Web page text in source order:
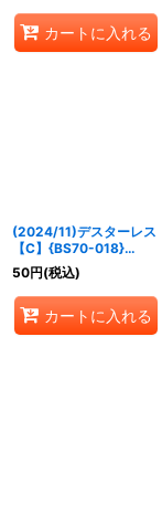
カートに入れる
(2024/11)デスターレス
【C】{BS70-018}
《紫》
50円(税込)
カートに入れる